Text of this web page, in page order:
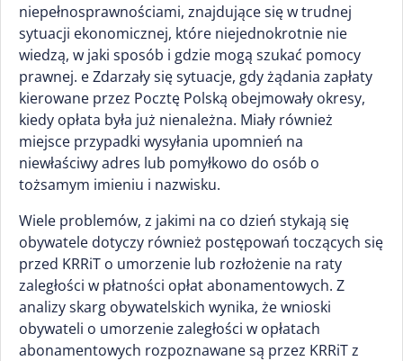
niepełnosprawnościami, znajdujące się w trudnej
sytuacji ekonomicznej, które niejednokrotnie nie
wiedzą, w jaki sposób i gdzie mogą szukać pomocy
prawnej. e Zdarzały się sytuacje, gdy żądania zapłaty
kierowane przez Pocztę Polską obejmowały okresy,
kiedy opłata była już nienależna. Miały również
miejsce przypadki wysyłania upomnień na
niewłaściwy adres lub pomyłkowo do osób o
tożsamym imieniu i nazwisku.
Wiele problemów, z jakimi na co dzień stykają się
obywatele dotyczy również postępowań toczących się
przed KRRiT o umorzenie lub rozłożenie na raty
zaległości w płatności opłat abonamentowych. Z
analizy skarg obywatelskich wynika, że wnioski
obywateli o umorzenie zaległości w opłatach
abonamentowych rozpoznawane są przez KRRiT z